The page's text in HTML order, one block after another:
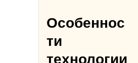
Особеннос
ти
технологии